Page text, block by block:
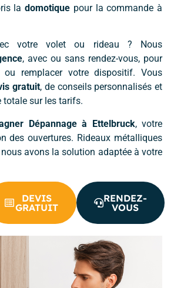
la domotique pour la commande à
votre volet ou rideau ? Nous
, avec ou sans rendez-vous, pour
ou remplacer votre dispositif. Vous
gratuit, de conseils personnalisés et
totale sur les tarifs.
Dépannage à Ettelbruck, votre
des ouvertures. Rideaux métalliques
avons la solution adaptée à votre
DEVIS
GRATUIT
RENDEZ-
VOUS